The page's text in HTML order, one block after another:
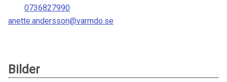
0736827990
anette.andersson@varmdo.se
Bilder